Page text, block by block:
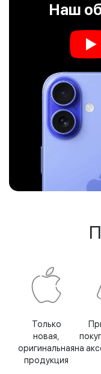
Наш
Только
новая,
оригинальная
продукция
на